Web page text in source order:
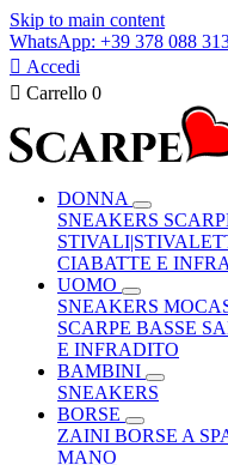
Skip to main content
WhatsApp: +39 378 088
 Accedi
 Carrello 0
DONNA
SNEAKERS
CIABATTE E
UOMO
SNEAKERS
SCARPE BASSE
E INFRADITO
BAMBINI
SNEAKERS
BORSE
ZAINI BORSE A
MANO